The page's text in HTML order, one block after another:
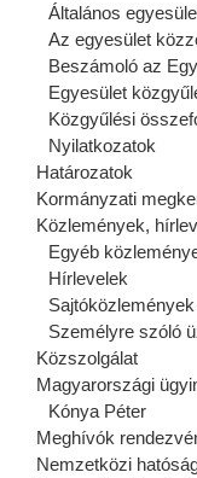
Általános
Az egyesület
Beszámoló az
Egyesület
Közgyűlési
Nyilatkozatok
Határozatok
Kormányzati
Közlemények,
Egyéb
Hírlevelek
Személyre szóló
Közszolgálat
Magyarországi
Kónya Péter
Meghívók
Nemzetközi